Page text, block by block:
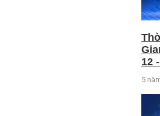
12
5